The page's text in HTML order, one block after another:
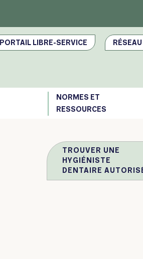
PORTAIL LIBRE-SERVICE
NORMES ET
RESSOURCES
TROUVER UNE
HYGIÉNISTE
DENTAIRE